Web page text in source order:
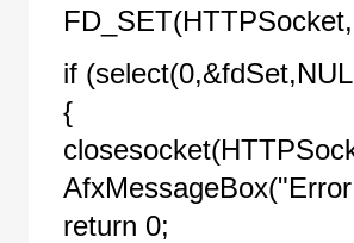
if
{
return 0;